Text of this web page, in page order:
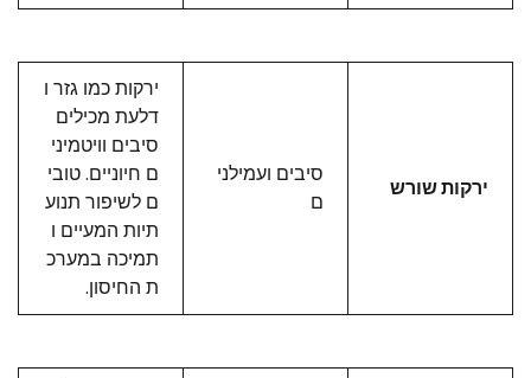
ירקות שורש
סיבים ועמילני
ם
ירקות כמו גזר ו
דלעת מכילים
סיבים וויטמיני
ם חיוניים. טובי
ם לשיפור תנוע
תיות המעיים ו
תמיכה במערכ
ת החיסון.